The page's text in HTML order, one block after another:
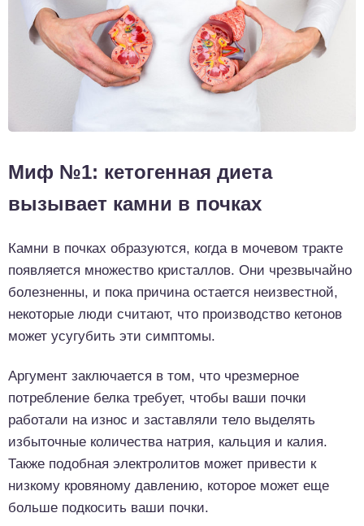
Миф №1: кетогенная диета
вызывает камни в почках
Камни в почках образуются, когда в мочевом тракте
появляется множество кристаллов. Они чрезвычайно
болезненны, и пока причина остается неизвестной,
некоторые люди считают, что производство кетонов
может усугубить эти симптомы.
Аргумент заключается в том, что чрезмерное
потребление белка требует, чтобы ваши почки
работали на износ и заставляли тело выделять
избыточные количества натрия, кальция и калия.
Также подобная электролитов может привести к
низкому кровяному давлению, которое может еще
больше подкосить ваши почки.